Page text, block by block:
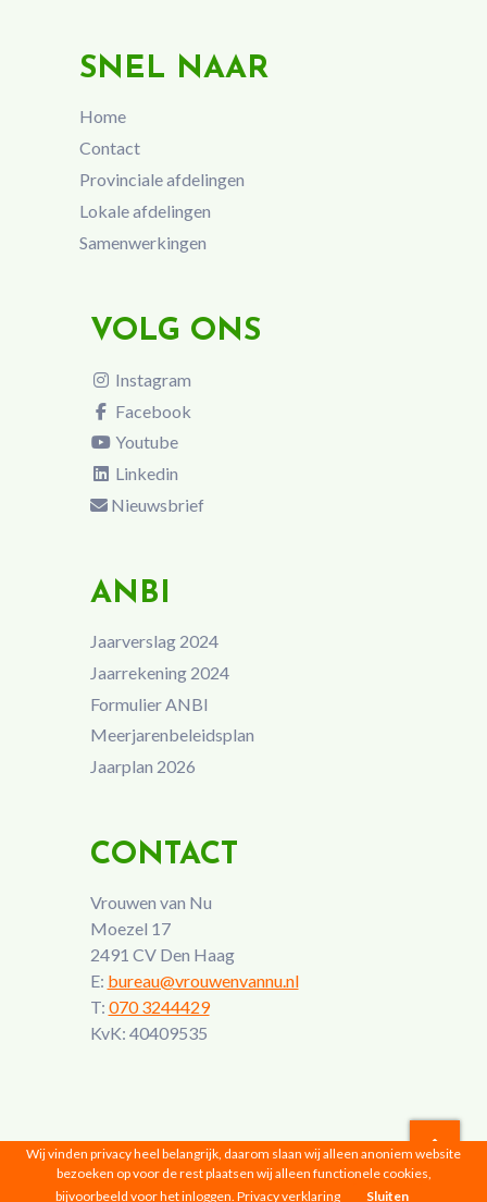
SNEL NAAR
Home
Contact
Provinciale afdelingen
Lokale afdelingen
Samenwerkingen
VOLG ONS
Instagram
Facebook
Youtube
Linkedin
Nieuwsbrief
ANBI
Jaarverslag 2024
Jaarrekening 2024
Formulier ANBI
Meerjarenbeleidsplan
Jaarplan 2026
CONTACT
Vrouwen van Nu
Moezel 17
2491 CV Den Haag
E: bureau@vrouwenvannu.nl
T: 070 3244429
KvK: 40409535
Vrouwen van Nu © 2026 |Privacyverklaring
Wij vinden privacy heel belangrijk, daarom slaan wij alleen anoniem website
bezoeken op voor de rest plaatsen wij alleen functionele cookies,
bijvoorbeeld voor het inloggen. Privacy verklaring Sluiten